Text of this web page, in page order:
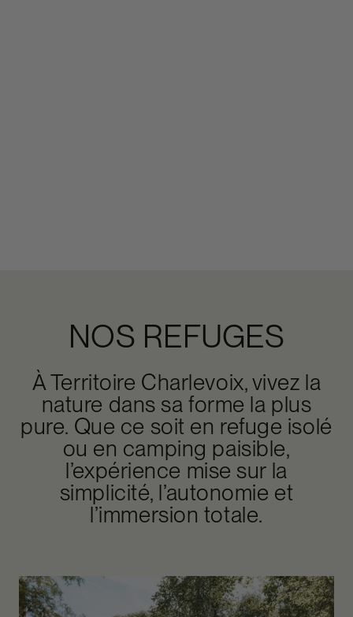
NOS REFUGES
À Territoire Charlevoix, vivez la
nature dans sa forme la plus
pure. Que ce soit en refuge isolé
ou en camping paisible,
l’expérience mise sur la
simplicité, l’autonomie et
l’immersion totale.